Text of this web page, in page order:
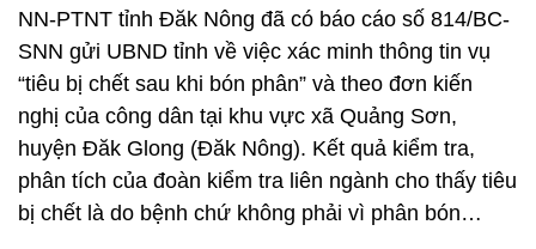
NN-PTNT tỉnh Đăk Nông đã có báo cáo số 814/BC-
SNN gửi UBND tỉnh về việc xác minh thông tin vụ
“tiêu bị chết sau khi bón phân” và theo đơn kiến
nghị của công dân tại khu vực xã Quảng Sơn,
huyện Đăk Glong (Đăk Nông). Kết quả kiểm tra,
phân tích của đoàn kiểm tra liên ngành cho thấy tiêu
bị chết là do bệnh chứ không phải vì phân bón…